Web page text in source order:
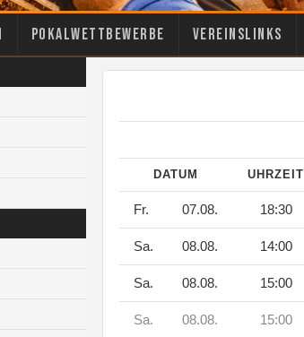
Pokalwettbewerbe Vereinslinks
DATUM UHRZEIT
Fr. 07.08. 18:30
Sa. 08.08. 14:00
Sa. 08.08. 15:00
Sa. 08.08. 15:00